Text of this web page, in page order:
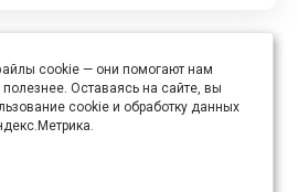
защищены
ул. Бауманская, д.20, стр. 3
cookie — они помогают нам
Оставаясь на сайте, вы
cookie и обработку данных